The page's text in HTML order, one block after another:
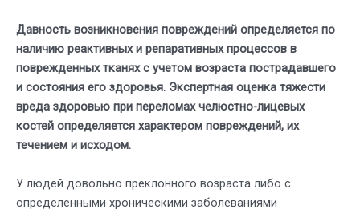
Давность возникновения повреждений определяется по
наличию реактивных и репаративных процессов в
повреж­денных тканях с учетом возраста пострадавшего
и состоя­ния его здоровья. Экспертная оценка тяжести
вреда здоровью при перело­мах челюстно-лицевых
костей определяется характером повреждений, их
течением и исходом.
У людей довольно преклонного возраста либо с
определенными хроническими заболеваниями